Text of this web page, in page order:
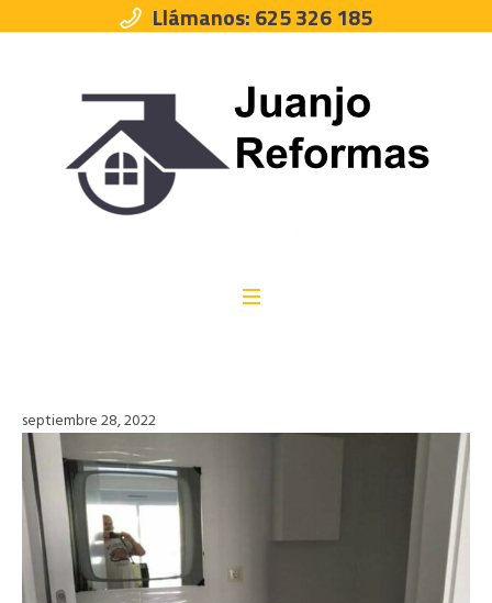
Llámanos: 625 326 185
septiembre 28, 2022